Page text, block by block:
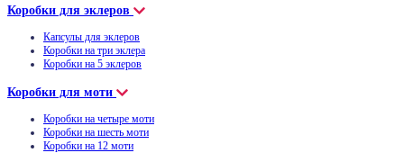
Коробки для эклеров
Капсулы для эклеров
Коробки на три эклера
Коробки на 5 эклеров
Коробки для моти
Коробки на четыре моти
Коробки на шесть моти
Коробки на 12 моти